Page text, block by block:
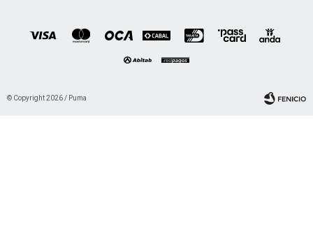
© Copyright 2026 / Puma